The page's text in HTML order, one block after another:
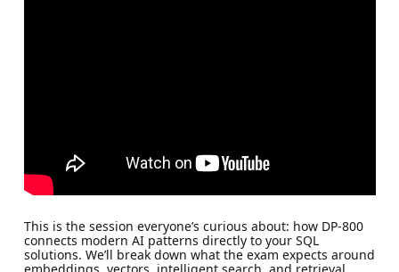
This is the session everyone’s curious about: how DP-800
connects modern AI patterns directly to your SQL
solutions. We’ll break down what the exam expects around
embeddings, vectors, intelligent search, and retrieval